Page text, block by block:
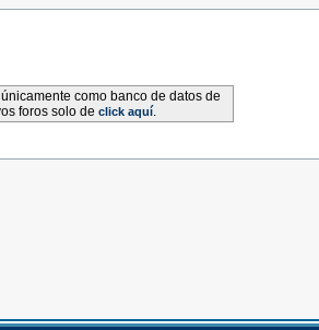
como banco de datos de
foros solo de click aquí.